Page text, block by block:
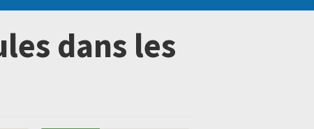
dans les